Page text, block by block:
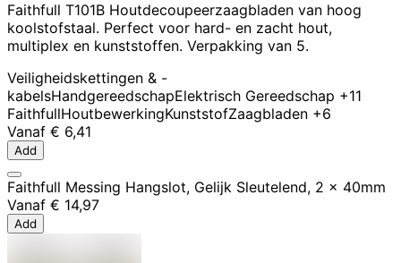
Faithfull T101B Houtdecoupeerzaagbladen van hoog
koolstofstaal. Perfect voor hard- en zacht hout,
multiplex en kunststoffen. Verpakking van 5.
Veiligheidskettingen & -
kabelsHandgereedschapElektrisch Gereedschap +11
FaithfullHoutbewerkingKunststofZaagbladen +6
Vanaf € 6,41
Add
Faithfull Messing Hangslot, Gelijk Sleutelend, 2 x 40mm
Vanaf € 14,97
Add